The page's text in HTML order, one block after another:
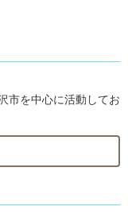
市を中心に活動してお
麗に写真が撮れる時
だと日々思っていま